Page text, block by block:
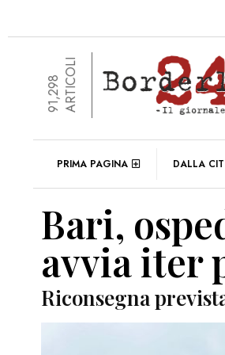
91,298ARTICOLI
PRIMA PAGINA DALLA
Bari,
avvia iter
Riconsegna